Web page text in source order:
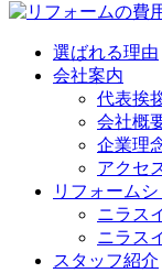
選ばれる理由
会社案内
代表挨
会社概
企業理
アクセ
リフォーム
ニラス
ニラス
スタッフ紹介